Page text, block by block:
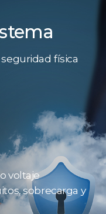
física
voltaje
sobrecarga y